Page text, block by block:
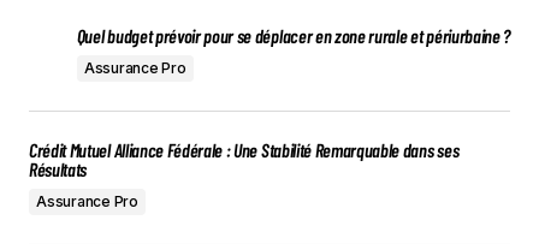
Quel budget prévoir pour se déplacer en zone rurale et périurbaine ?
Assurance Pro
Crédit Mutuel Alliance Fédérale : Une Stabilité Remarquable dans ses
Résultats
Assurance Pro